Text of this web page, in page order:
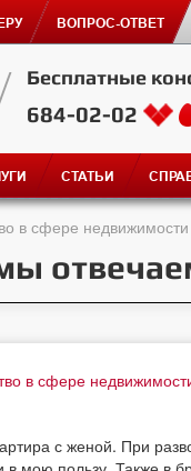
ВОПРОС-ОТВЕТ
Бесплатные
684-02-02
СТАТЬИ
в сфере недвижимости
в сфере
с женой. При